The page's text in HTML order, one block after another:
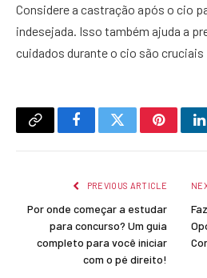
Considere a castração após o cio
indesejada. Isso também ajuda a
cuidados durante o cio são cruciais
Copy
FacebookTwitterPinterest
PREVIOUS ARTICLE
Por onde começar a estudar
para concurso? Um guia
completo para você iniciar
com o pé direito!